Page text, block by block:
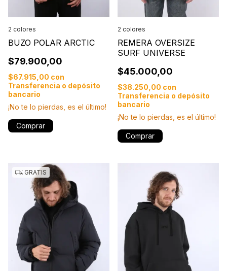
BUZO POLAR ARCTIC
$79.900,00
$67.915,00 con
Transferencia o depósito
bancario
¡No te lo pierdas, es el último!
2 colores
Comprar
REMERA OVERSIZE
SURF UNIVERSE
$45.000,00
$38.250,00 con
Transferencia o depósito
bancario
¡No te lo pierdas, es el último!
2 colores
Comprar
GRATIS